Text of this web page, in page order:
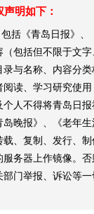
明如下：
括《青岛日报》
包括但不限于文
与名称、内容分
读、学习研究使用
人不得将青岛日
岛晚报》、《老年
、复制、发行、
务器上作镜像。
门举报、诉讼等